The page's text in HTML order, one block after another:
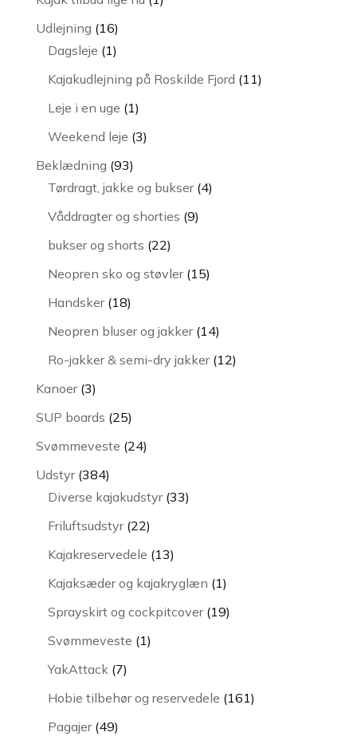
Udlejning 1616
varer
Dagsleje 11
vare
Kajakudlejning på Roskilde Fjord 1111
Leje i en uge 11
vare
Weekend leje 33
Beklædning 9393
varer
Tørdragt, jakke og bukser 44
Våddragter og shorties 99
bukser og shorts 2222
varer
Neopren sko og støvler 1515
Handsker 1818
Neopren bluser og jakker 1414
varer
Ro-jakker & semi-dry jakker 1212
Kanoer 33
varer
SUP boards 2525
varer
Svømmeveste 2424
Udstyr 384384
varer
Diverse kajakudstyr 3333
Friluftsudstyr 2222
varer
Kajakreservedele 1313
varer
Kajaksæder og kajakryglæn 11
vare
Sprayskirt og cockpitcover 1919
Svømmeveste 11
YakAttack 77
Hobie tilbehør og reservedele 161161
Pagajer 4949